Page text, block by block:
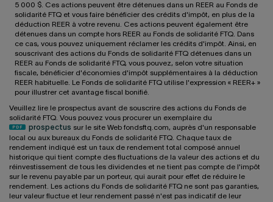
5 000 $. Ces actions peuvent être détenues dans un REER au Fonds de
solidarité FTQ et vous faire bénéficier des crédits d'impôt, en plus de la
déduction REER à votre revenu. Ces actions peuvent également être
détenues dans un compte hors REER au Fonds de solidarité FTQ. Dans
ce cas, vous pouvez uniquement réclamer les crédits d'impôt. Ainsi, en
souscrivant des actions du Fonds de solidarité FTQ détenues dans un
REER au Fonds de solidarité FTQ, vous pouvez, selon votre situation
fiscale, bénéficier d'économies d'impôt supplémentaires à la déduction
REER habituelle. Le Fonds de solidarité FTQ utilise l'expression « REER+ »
pour illustrer cet avantage fiscal bonifié.
Veuillez lire le prospectus avant de souscrire des actions du Fonds de
solidarité FTQ. Vous pouvez vous procurer un exemplaire du
prospectus sur le site Web fondsftq.com, auprès d'un responsable
local ou aux bureaux du Fonds de solidarité FTQ. Chaque taux de
rendement indiqué est un taux de rendement total composé annuel
historique qui tient compte des fluctuations de la valeur des actions et du
réinvestissement de tous les dividendes et ne tient pas compte de l'impôt
sur le revenu payable par un porteur, qui aurait pour effet de réduire le
rendement. Les actions du Fonds de solidarité FTQ ne sont pas garanties,
leur valeur fluctue et leur rendement passé n'est pas indicatif de leur